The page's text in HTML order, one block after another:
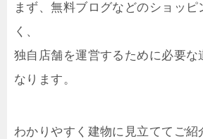
まず、無料ブログなどのショッ
く、
独自店舗を運営するために必要な
なります。
わかりやすく建物に見立ててご紹